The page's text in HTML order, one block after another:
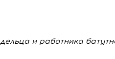
и работника